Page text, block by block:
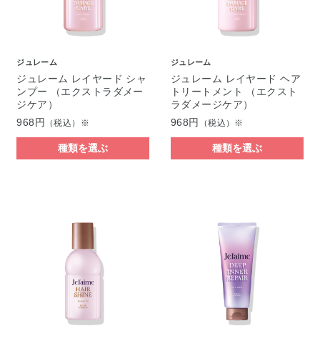
ジュレーム
ジュレーム レイヤード シャ
ンプー （エクストラダメー
ジケア）
968円 （税込）※
種類を選ぶ
ジュレーム
ジュレーム レイヤード ヘア
トリートメント （エクスト
ラダメージケア）
968円
（税込）※
種類を選ぶ